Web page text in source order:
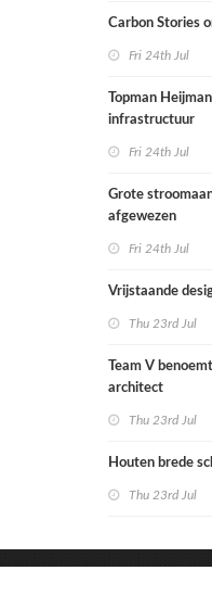
Carbon Stories
Fri 24th Jul
Topman
infrastructuur
Fri 24th Jul
Grote
afgewezen
Fri 24th Jul
Vrijstaande
Thu 23rd Jul
Team V
architect
Thu 23rd Jul
Houten brede
Thu 23rd Jul